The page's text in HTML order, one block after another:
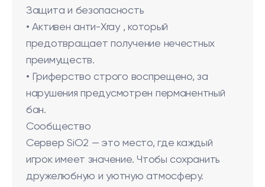
Защита и безопасность
• Активен анти-Xray , который
предотвращает получение нечестных
преимуществ.
• Гриферство строго воспрещено, за
нарушения предусмотрен перманентный
бан.
Сообщество
Сервер SiO2 — это место, где каждый
игрок имеет значение. Чтобы сохранить
дружелюбную и уютную атмосферу.